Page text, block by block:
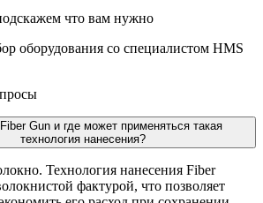
что вам нужно
оборудования со специалистом HMS
Gun и где может применяться такая
технология нанесения?
Технология нанесения Fiber
фактурой, что позволяет